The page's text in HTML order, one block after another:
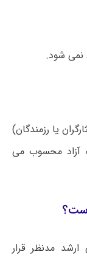
نمی شود.
یا رزمندگان)
آزاد محسوب می
مدنظر قرار